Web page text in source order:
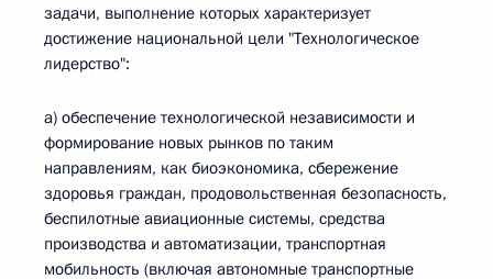
задачи, выполнение которых характеризует
достижение национальной цели "Технологическое
лидерство":
а) обеспечение технологической независимости и
формирование новых рынков по таким
направлениям, как биоэкономика, сбережение
здоровья граждан, продовольственная безопасность,
беспилотные авиационные системы, средства
производства и автоматизации, транспортная
мобильность (включая автономные транспортные